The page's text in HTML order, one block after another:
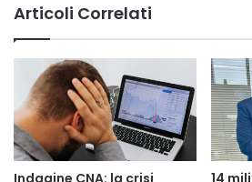
Articoli Correlati